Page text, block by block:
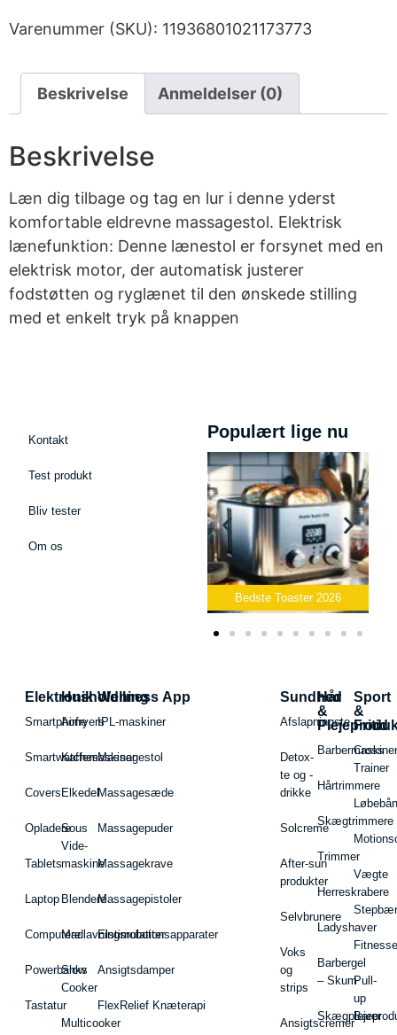
Varenummer (SKU): 11936801021173773
Beskrivelse Anmeldelser (0)
Beskrivelse
Læn dig tilbage og tag en lur i denne yderst
komfortable eldrevne massagestol. Elektrisk
lænefunktion: Denne lænestol er forsynet med en
elektrisk motor, der automatisk justerer
fodstøtten og ryglænet til den ønskede stilling
med et enkelt tryk på knappen
Kontakt
Test produkt
Bliv tester
Om os
Populært lige nu
Bedste Toaster 2026
Elektronik
Smartphone
Smartwatches
Covers
Opladere
Tablets
Laptop
Computere
Powerbanks
Tastatur
Husholdning
Airfryers
Kaffemaskiner
Elkedel
Sous
Vide-
maskine
Blendere
Madlavningsrobotter
Slow
Cooker
Multicooker
Wellness App
IPL-maskiner
Massagestol
Massagesæde
Massagepuder
Massagekrave
Massagepistoler
Elstimulationsapparater
Ansigtsdamper
FlexRelief Knæterapi
Sundhed
Afslapningste
Detox-
te og -
drikke
Solcreme
After-sun
produkter
Selvbrunere
Voks
og
strips
Ansigtscremer
Hår
&
Hårtrimmere
Skægtrimmere
Trimmer
Herreskrabere
Ladyshaver
Barbergel
– Skum
Sport
&
Fritid
Cross
Trainer
Vægte
Pull-
up
Barer